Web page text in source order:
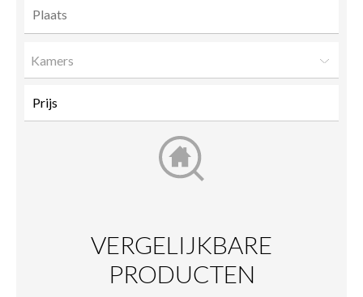
Kamers
VERGELIJKBARE
PRODUCTEN